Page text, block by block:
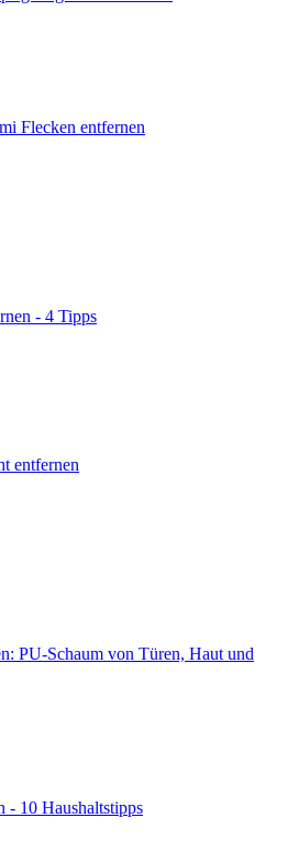
Flecken entfernen
- 4 Tipps
entfernen
PU-Schaum von Türen, Haut und
- 10 Haushaltstipps